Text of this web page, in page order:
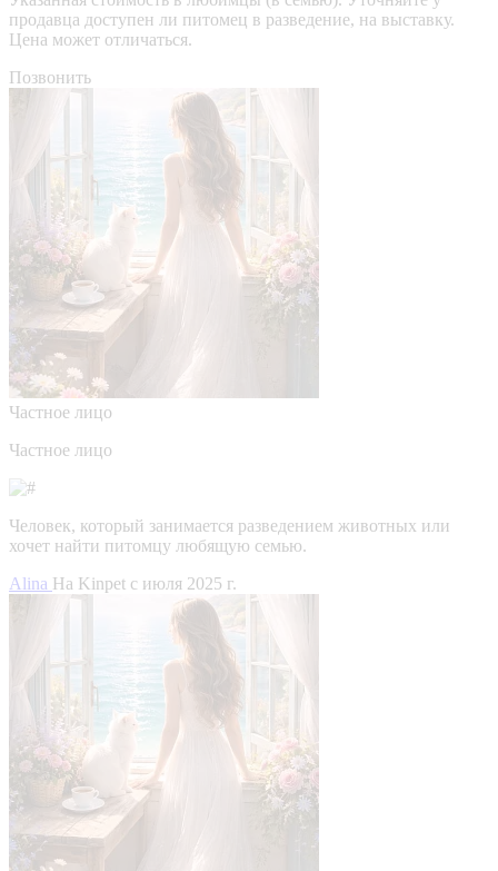
продавца доступен ли питомец в разведение, на выставку.
Цена может отличаться.
Позвонить
Частное лицо
Частное лицо
Человек, который занимается разведением животных или
хочет найти питомцу любящую семью.
Alina На Kinpet c июля 2025 г.